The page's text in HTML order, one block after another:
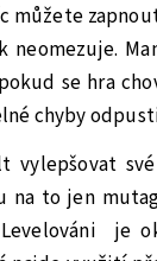
můžete
se hra
chyby
vylepšovat
na to jen
je